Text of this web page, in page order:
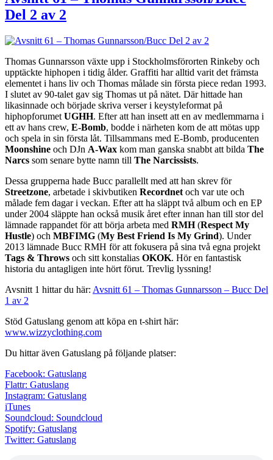
Del 2 av 2
Thomas Gunnarsson växte upp i Stockholmsförorten Rinkeby och
upptäckte hiphopen i tidig ålder. Graffiti har alltid varit det främsta
elementet i hans liv och Thomas målade sin första piece redan 1993.
I slutet av 90-talet gav sig Thomas ut på nätet. Där hittade han
likasinnade och började skriva verser i keystyleformat på
hiphopforumet UGHH. Efter att han insett att en av medlemmarna i
ett av hans crew, E-Bomb, bodde i närheten kom de att mötas upp
och spela in sin första låt. Tillsammans med E-Bomb, producenten
Moonshine och DJn A-Wax kom man ganska snabbt att bilda The
Narcs som senare bytte namn till The Narcissists.
Dessa grupperna hade Bucc parallellt med att han skrev för
Streetzone, arbetade i skivbutiken Recordnet och var ute och
målade fem dagar i veckan. Efter att ha släppt två album och en EP
under 2004 släppte han också musik året efter innan han till stor del
lämnade rappandet för att börja arbeta med RMH(Respect My
Hustle) och MBFIMG (My Best Friend Is My Grind). Under
2013 lämnade Bucc RMH för att fokusera på sina två egna projekt
Tags & Throws och sitt konstalias OKOK. Hör en fantastisk
historia du antagligen inte hört förut. Trevlig lyssning!
Avsnitt 1 hittar du här: Avsnitt 61 – Thomas Gunnarsson – Bucc Del
1 av 2
Stöd Gatuslang genom att köpa en t-shirt här:
www.wizzyclothing.com
Du hittar även Gatuslang på följande platser:
Facebook: Gatuslang
Flattr: Gatuslang
Instagram: Gatuslang
iTunes
Soundcloud: Soundcloud
Spotify: Gatuslang
Twitter: Gatuslang